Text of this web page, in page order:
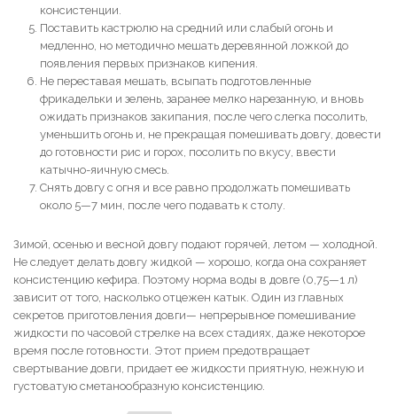
консистенции.
Поставить кастрюлю на средний или слабый огонь и
медленно, но методично мешать деревянной ложкой до
появления первых признаков кипения.
Не переставая мешать, всыпать подготовленные
фрикадельки и зелень, заранее мелко нарезанную, и вновь
ожидать признаков закипания, после чего слегка посолить,
уменьшить огонь и, не прекращая помешивать довгу, довести
до готовности рис и горох, посолить по вкусу, ввести
катычно-яичную смесь.
Снять довгу с огня и все равно продолжать помешивать
около 5—7 мин, после чего подавать к столу.
Зимой, осенью и весной довгу подают горячей, летом — холодной.
Не следует делать довгу жидкой — хорошо, когда она сохраняет
консистенцию кефира. Поэтому норма воды в довге (0,75—1 л)
зависит от того, насколько отцежен катык. Один из главных
секретов приготовления довги— непрерывное помешивание
жидкости по часовой стрелке на всех стадиях, даже некоторое
время после готовности. Этот прием предотвращает
свертывание довги, придает ее жидкости приятную, нежную и
густоватую сметанообразную консистенцию.